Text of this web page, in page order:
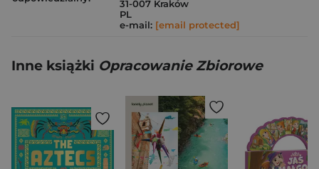
31-007 Kraków
PL
e-mail: [email protected]
Inne książki Opracowanie Zbiorowe